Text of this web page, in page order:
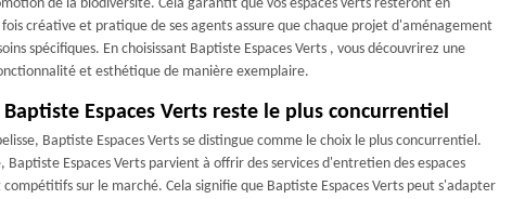
de la biodiversité. Cela garantit que vos espaces verts resteront en
créative et pratique de ses agents assure que chaque projet d'aménagement
spécifiques. En choisissant Baptiste Espaces Verts , vous découvrirez une
et esthétique de manière exemplaire.
Espaces Verts reste le plus concurrentiel
Baptiste Espaces Verts se distingue comme le choix le plus concurrentiel.
Espaces Verts parvient à offrir des services d'entretien des espaces
sur le marché. Cela signifie que Baptiste Espaces Verts peut s'adapter